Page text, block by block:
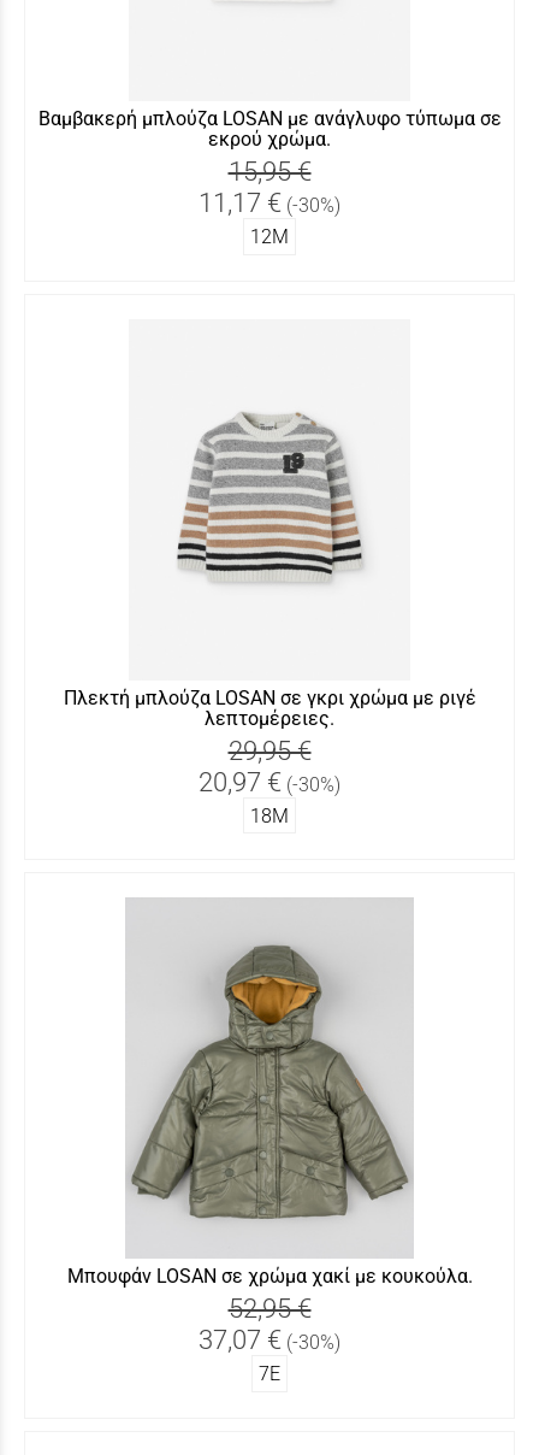
Βαμβακερή μπλούζα LOSAN με ανάγλυφο τύπωμα σε
εκρού χρώμα.
15,95 €
11,17 € (-30%)
12Μ
Πλεκτή μπλούζα LOSAN σε γκρι χρώμα με ριγέ
λεπτομέρειες.
29,95 €
20,97 € (-30%)
18Μ
Μπουφάν LOSAN σε χρώμα χακί με κουκούλα.
52,95 €
37,07 € (-30%)
7Ε